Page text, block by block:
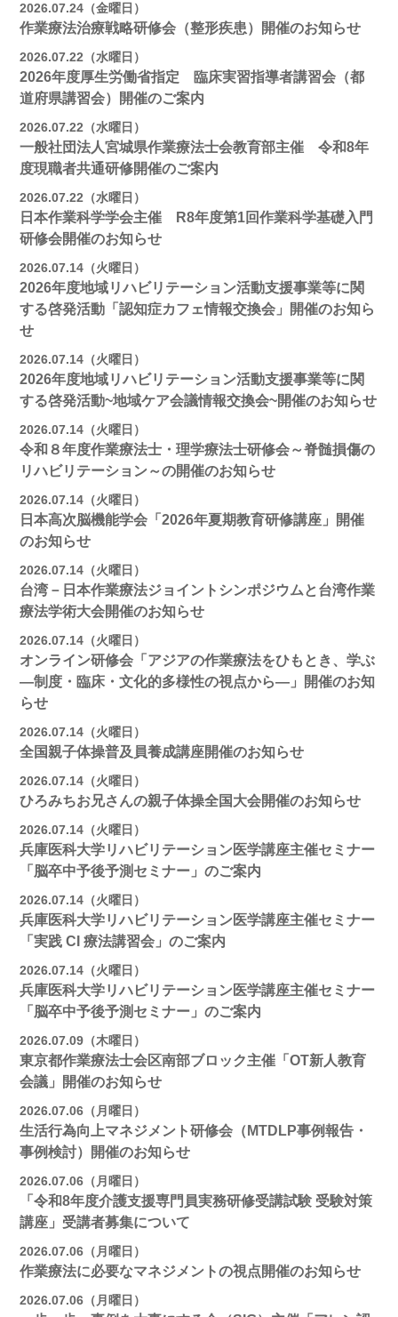
2026.07.24（金曜日）
作業療法治療戦略研修会（整形疾患）開催のお知らせ
2026.07.22（水曜日）
2026年度厚生労働省指定 臨床実習指導者講習会（都
道府県講習会）開催のご案内
2026.07.22（水曜日）
一般社団法人宮城県作業療法士会教育部主催 令和8年
度現職者共通研修開催のご案内
2026.07.22（水曜日）
日本作業科学学会主催 R8年度第1回作業科学基礎入門
研修会開催のお知らせ
2026.07.14（火曜日）
2026年度地域リハビリテーション活動支援事業等に関
する啓発活動「認知症カフェ情報交換会」開催のお知ら
せ
2026.07.14（火曜日）
2026年度地域リハビリテーション活動支援事業等に関
する啓発活動~地域ケア会議情報交換会~開催のお知らせ
2026.07.14（火曜日）
令和８年度作業療法士・理学療法士研修会～脊髄損傷の
リハビリテーション～の開催のお知らせ
2026.07.14（火曜日）
日本高次脳機能学会「2026年夏期教育研修講座」開催
のお知らせ
2026.07.14（火曜日）
台湾－日本作業療法ジョイントシンポジウムと台湾作業
療法学術大会開催のお知らせ
2026.07.14（火曜日）
オンライン研修会「アジアの作業療法をひもとき、学ぶ
―制度・臨床・文化的多様性の視点から―」開催のお知
らせ
2026.07.14（火曜日）
全国親子体操普及員養成講座開催のお知らせ
2026.07.14（火曜日）
ひろみちお兄さんの親子体操全国大会開催のお知らせ
2026.07.14（火曜日）
兵庫医科大学リハビリテーション医学講座主催セミナー
「脳卒中予後予測セミナー」のご案内
2026.07.14（火曜日）
兵庫医科大学リハビリテーション医学講座主催セミナー
「実践 CI 療法講習会」のご案内
2026.07.14（火曜日）
兵庫医科大学リハビリテーション医学講座主催セミナー
「脳卒中予後予測セミナー」のご案内
2026.07.09（木曜日）
東京都作業療法士会区南部ブロック主催「OT新人教育
会議」開催のお知らせ
2026.07.06（月曜日）
生活行為向上マネジメント研修会（MTDLP事例報告・
事例検討）開催のお知らせ
2026.07.06（月曜日）
「令和8年度介護支援専門員実務研修受講試験 受験対策
講座」受講者募集について
2026.07.06（月曜日）
作業療法に必要なマネジメントの視点開催のお知らせ
2026.07.06（月曜日）